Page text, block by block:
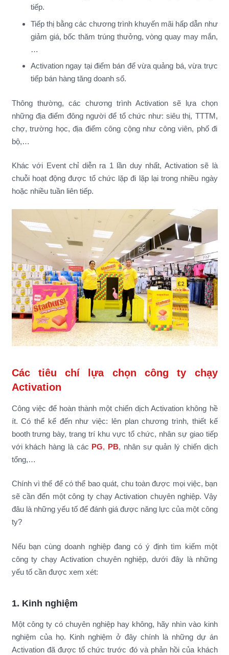
tiếp.
Tiếp thị bằng các chương trình khuyến mãi hấp dẫn như
giảm giá, bốc thăm trúng thưởng, vòng quay may mắn,
…
Activation ngay tại điểm bán để vừa quảng bá, vừa trực
tiếp bán hàng tăng doanh số.
Thông thường, các chương trình Activation sẽ lựa chọn
những địa điểm đông người để tổ chức như: siêu thị, TTTM,
chợ, trường học, địa điểm công cộng như công viên, phố đi
bộ,…
Khác với Event chỉ diễn ra 1 lần duy nhất, Activation sẽ là
chuỗi hoạt động được tổ chức lặp đi lặp lại trong nhiều ngày
hoặc nhiều tuần liên tiếp.
Các tiêu chí lựa chọn công ty chạy
Activation
Công việc để hoàn thành một chiến dịch Activation không hề
ít. Có thể kể đến như việc: lên plan chương trình, thiết kế
booth trưng bày, trang trí khu vực tổ chức, nhân sự giao tiếp
với khách hàng là các PG, PB, nhân sự quản lý chiến dịch
tổng,…
Chính vì thế để có thể bao quát, chu toàn được mọi việc, bạn
sẽ cần đến một công ty chạy Activation chuyên nghiệp. Vậy
đâu là những yếu tố để đánh giá được năng lực của một công
ty?
Nếu bạn cùng doanh nghiệp đang có ý định tìm kiếm một
công ty chạy Activation chuyên nghiệp, dưới đây là những
yếu tố cần được xem xét:
1. Kinh nghiệm
Một công ty có chuyên nghiệp hay không, hãy nhìn vào kinh
nghiệm của họ. Kinh nghiệm ở đây chính là những dự án
Activation đã được tổ chức trước đó và phản hồi của khách